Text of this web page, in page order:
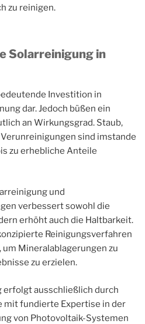
zu reinigen.
Solarreinigung in
Investition in
dar. Jedoch büßen ein
an Wirkungsgrad. Staub,
sind imstande
zu erhebliche Anteile
und
verbessert sowohl die
erhöht auch die Haltbarkeit.
Reinigungsverfahren
Mineralablagerungen zu
zu erzielen.
erfolgt ausschließlich durch
mit fundierte Expertise in der
von Photovoltaik-Systemen